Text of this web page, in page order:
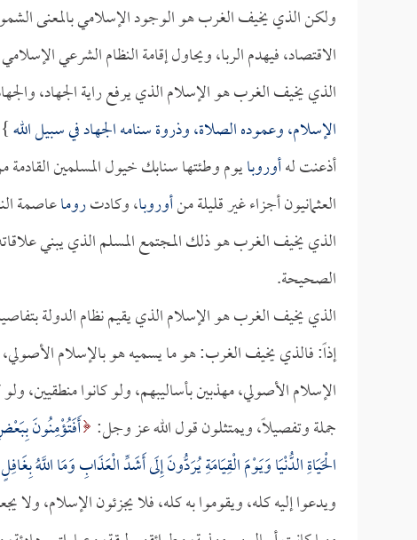
ولكن الذي يخيف الغرب هو الوجود الإسلامي بالمعنى
الاقتصاد، فيهدم الربا، ويحاول إقامة النظام الشرعي
الذي يخيف الغرب هو الإسلام الذي يرفع راية الجهاد،
الإسلام، وعموده الصلاة، وذروة سنامه الجهاد في سبيل الله}
أذعنت لهأوروبايوم وطئتها سنابك خيول المسلمين
العثمانيون أجزاء غير قليلة منأوروبا، وكادتروماعاصمة
الذي يخيف الغرب هو ذلك المجتمع المسلم الذي يبني
الصحيحة.
الذي يخيف الغرب هو الإسلام الذي يقيم نظام الدولة
إذاً: فالذي يخيف الغرب: هو ما يسميه هو بالإسلام
الإسلام الأصولي، مهذبين بأساليبهم، ولو كانوا منطقيين،
جملة وتفصيلاً، ويمتثلون قول الله عز وجل: أَفَتُؤْمِنُونَ
الْحَيَاةِ الدُّنْيَا وَيَوْمَ الْقِيَامَةِ يُرَدُّونَ إِلَى أَشَدِّ الْعَذَابِ وَمَا اللَّهُ
ويدعوا إليه كله، ويقوموا به كله، فلا يجزئون الإسلام،